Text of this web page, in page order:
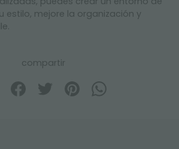
estilo, mejore la organización y
compartir